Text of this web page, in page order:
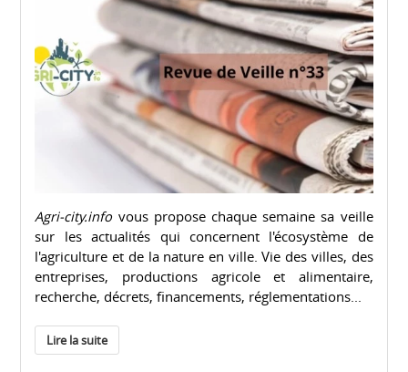
Agri-city.infovous propose chaque semaine sa veille
sur les actualités qui concernent l'écosystème de
l'agriculture et de la nature en ville. Vie des villes, des
entreprises, productions agricole et alimentaire,
recherche, décrets, financements, réglementations...
Lire la suite